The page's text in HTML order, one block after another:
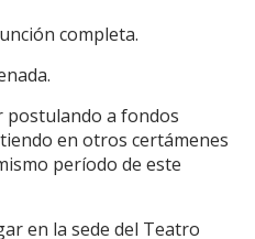
completa.
postulando a fondos
en otros certámenes
período de este
en la sede del Teatro